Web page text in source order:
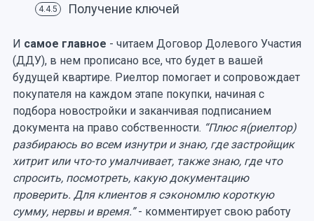
4.4.5 Получение ключей
И самое главное - читаем Договор Долевого Участия
(ДДУ), в нем прописано все, что будет в вашей
будущей квартире. Риелтор помогает и сопровождает
покупателя на каждом этапе покупки, начиная с
подбора новостройки и заканчивая подписанием
документа на право собственности. “Плюс я(риелтор)
разбираюсь во всем изнутри и знаю, где застройщик
хитрит или что-то умалчивает, также знаю, где что
спросить, посмотреть, какую документацию
проверить. Для клиентов я сэкономлю короткую
сумму, нервы и время.”- комментирует свою работу